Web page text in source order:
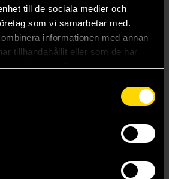
till de sociala medier och
som vi samarbetar med.
informationen med annan
tillhandahållit eller som de har
deras tjänster.
A Crown of Swords